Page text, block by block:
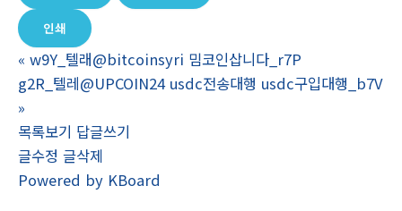
인쇄
« w9Y_텔래@bitcoinsyri 밈코인삽니다_r7P
g2R_텔레@UPCOIN24 usdc전송대행 usdc구입대행_b7V
»
목록보기 답글쓰기
글수정 글삭제
Powered by KBoard